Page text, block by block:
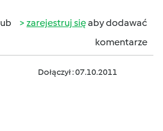
zarejestruj sięaby dodawać
komentarze
Dołączył : 07.10.2011